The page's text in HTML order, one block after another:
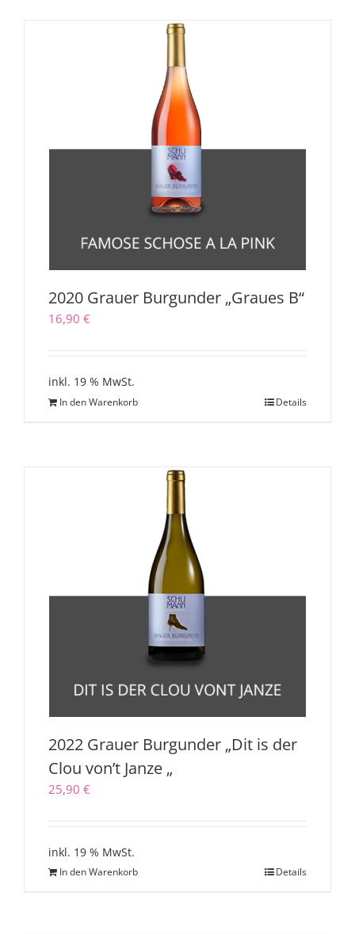
2020 Grauer Burgunder „Graues B“
16,90 €
inkl. 19 % MwSt.
In den Warenkorb Details
2022 Grauer Burgunder „Dit is der
Clou von’t Janze „
25,90 €
inkl. 19 % MwSt.
In den Warenkorb Details